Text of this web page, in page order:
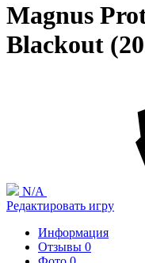
Magnus
Blackout
N/A
Редактировать игру
Информация
Отзывы 0